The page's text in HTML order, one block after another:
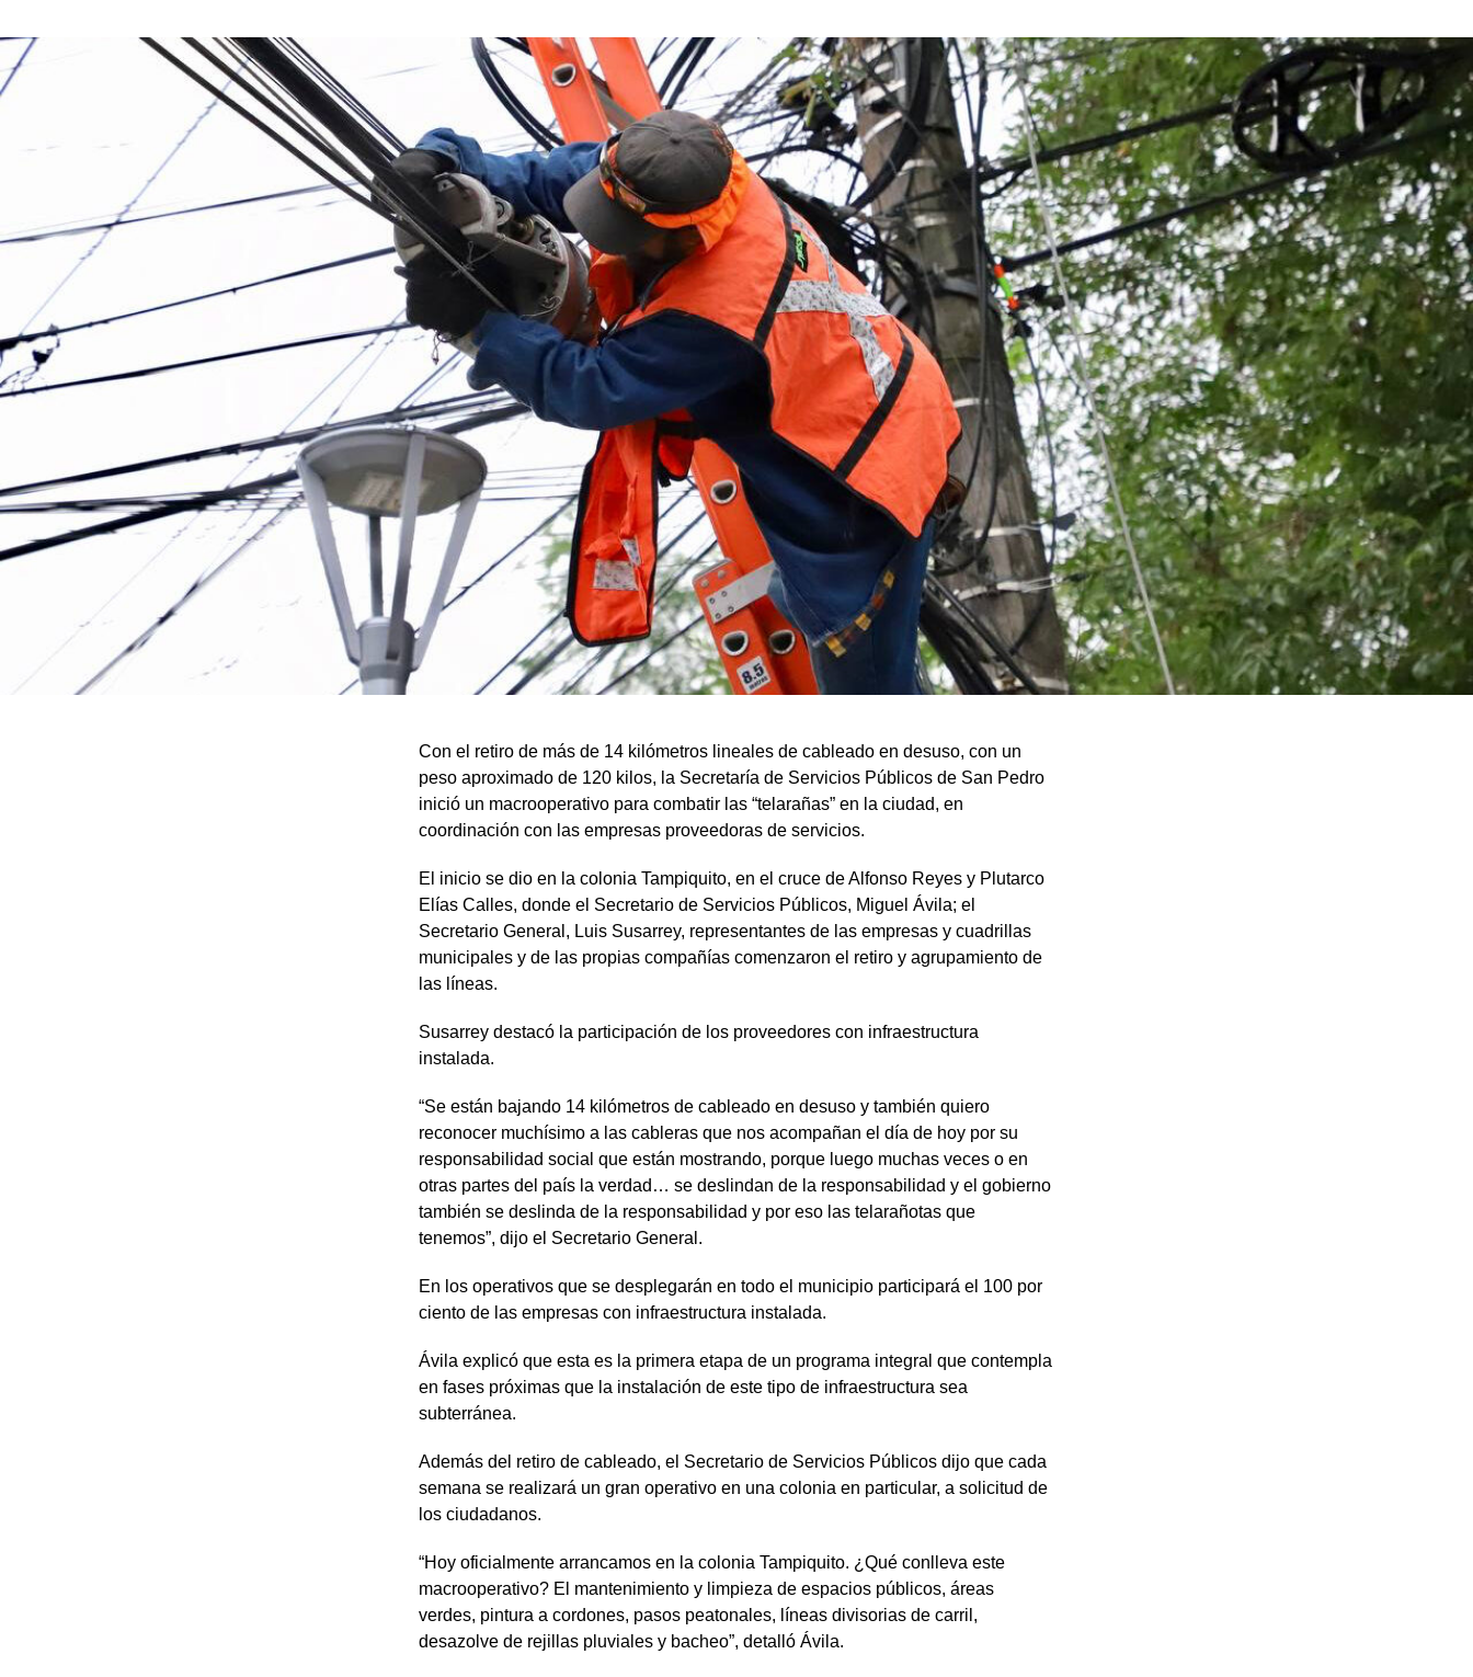
Con el retiro de más de 14 kilómetros lineales de cableado en desuso, con un
peso aproximado de 120 kilos, la Secretaría de Servicios Públicos de San Pedro
inició un macrooperativo para combatir las “telarañas” en la ciudad, en
coordinación con las empresas proveedoras de servicios.
El inicio se dio en la colonia Tampiquito, en el cruce de Alfonso Reyes y Plutarco
Elías Calles, donde el Secretario de Servicios Públicos, Miguel Ávila; el
Secretario General, Luis Susarrey, representantes de las empresas y cuadrillas
municipales y de las propias compañías comenzaron el retiro y agrupamiento de
las líneas.
Susarrey destacó la participación de los proveedores con infraestructura
instalada.
“Se están bajando 14 kilómetros de cableado en desuso y también quiero
reconocer muchísimo a las cableras que nos acompañan el día de hoy por su
responsabilidad social que están mostrando, porque luego muchas veces o en
otras partes del país la verdad… se deslindan de la responsabilidad y el gobierno
también se deslinda de la responsabilidad y por eso las telarañotas que
tenemos”, dijo el Secretario General.
En los operativos que se desplegarán en todo el municipio participará el 100 por
ciento de las empresas con infraestructura instalada.
Ávila explicó que esta es la primera etapa de un programa integral que contempla
en fases próximas que la instalación de este tipo de infraestructura sea
subterránea.
Además del retiro de cableado, el Secretario de Servicios Públicos dijo que cada
semana se realizará un gran operativo en una colonia en particular, a solicitud de
los ciudadanos.
“Hoy oficialmente arrancamos en la colonia Tampiquito. ¿Qué conlleva este
macrooperativo? El mantenimiento y limpieza de espacios públicos, áreas
verdes, pintura a cordones, pasos peatonales, líneas divisorias de carril,
desazolve de rejillas pluviales y bacheo”, detalló Ávila.